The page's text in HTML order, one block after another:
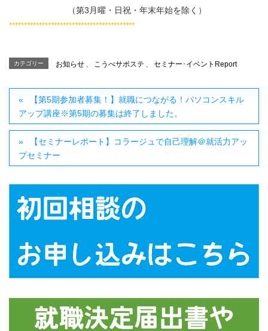
（第3月曜・日祝・年末年始を除く）
******************************************
カテゴリー お知らせ 、 こうべサポステ 、 セミナー･イベントReport
【第5期参加者募集！】就職につながる！パソコンスキル
アップ講座※第5期の募集は終了しました。
【セミナーレポート】コラージュで自己理解＠就活力アッ
プセミナー